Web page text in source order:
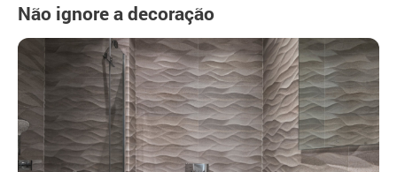
Não ignore a decoração